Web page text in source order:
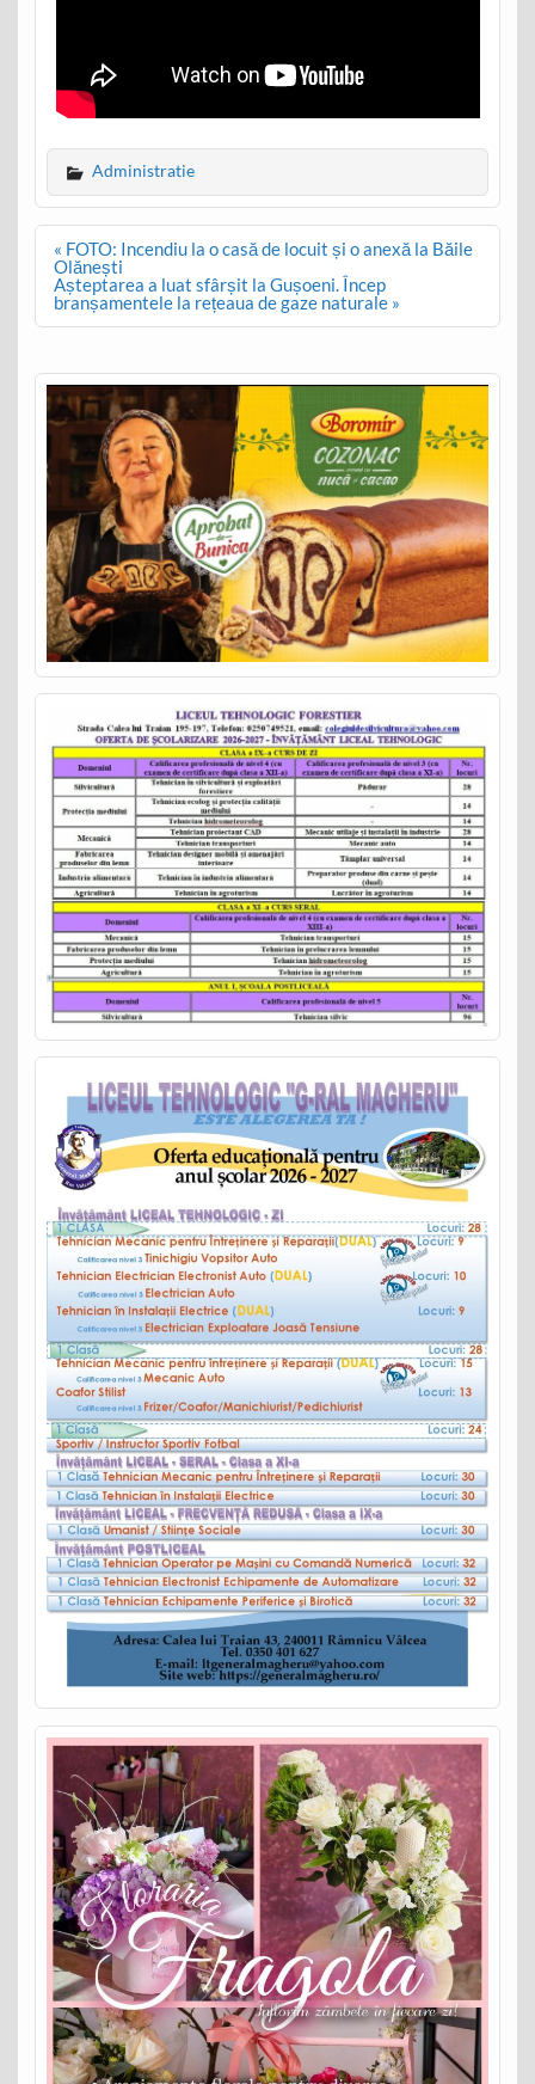
Administratie
Post
navigation
« FOTO: Incendiu la o casă de locuit și o anexă la Băile
Olănești
Așteptarea a luat sfârșit la Gușoeni. Încep
branșamentele la rețeaua de gaze naturale »